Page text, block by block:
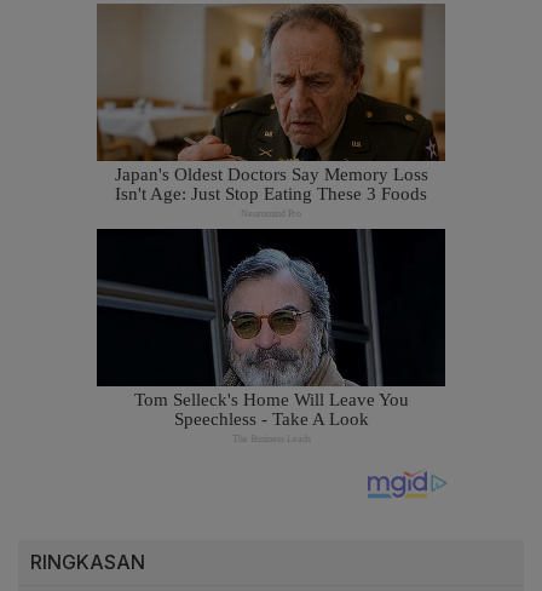
RINGKASAN